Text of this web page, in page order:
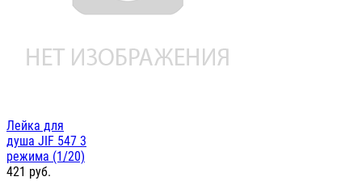
Лейка для
душа JIF 547 3
режима (1/20)
421 руб.